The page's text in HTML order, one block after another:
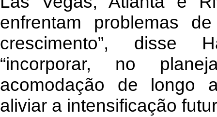
enfrentam problemas
crescimento”, disse
“incorporar, no
acomodação de longo
aliviar a intensificação